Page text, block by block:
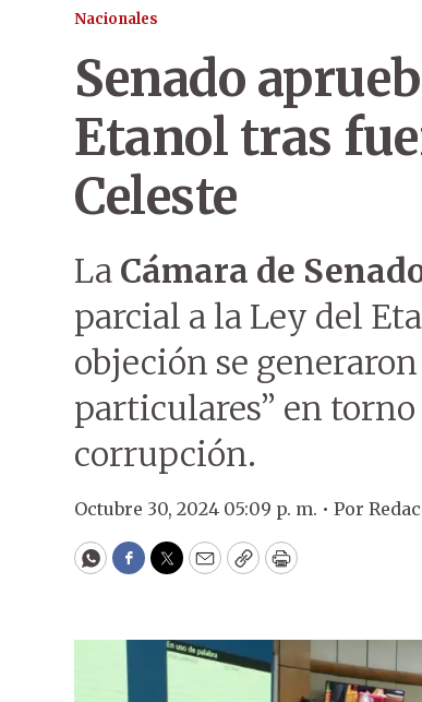
Nacionales
Senado
Etanol tras
Celeste
La Cámara de
parcial a la Ley del
objeción se
particulares” en
corrupción.
Octubre 30, 2024 05:09 p. m. • Por
WhatsApp
Facebook
Twitter
EmailCopyPrint